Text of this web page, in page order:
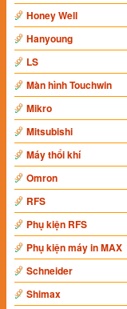
Honey Well
Hanyoung
LS
Màn hình Touchwin
Mikro
Mitsubishi
Máy thổi khí
Omron
RFS
Phụ kiện RFS
Phụ kiện máy in MAX
Schneider
Shimax